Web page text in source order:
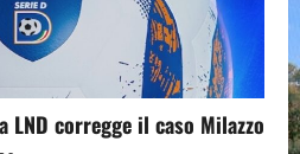
LND corregge il caso Milazzo